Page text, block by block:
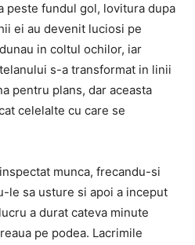
peste fundul gol, lovitura dupa
ei au devenit luciosi pe
in coltul ochilor, iar
s-a transformat in linii
pentru plans, dar aceasta
celelalte cu care se
munca, frecandu-si
le sa usture si apoi a inceput
a durat cateva minute
pe podea. Lacrimile